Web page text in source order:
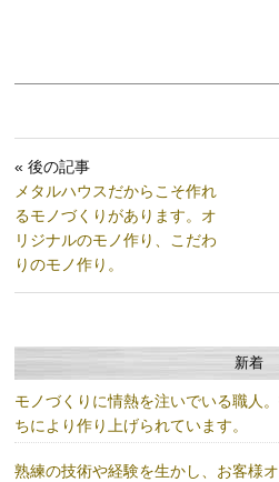
« 後の記事
メタルハウスだからこそ作れ
るモノづくりがあります。オ
リジナルのモノ作り、こだわ
りのモノ作り。
新着
モノづくりに情熱を注いでいる職人
ちにより作り上げられています。
熟練の技術や経験を生かし、お客様